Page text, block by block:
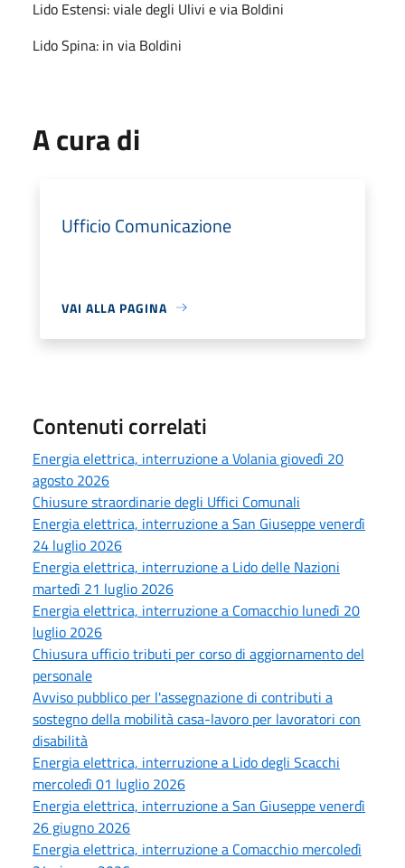
Lido Estensi: viale degli Ulivi e via Boldini
Lido Spina: in via Boldini
A cura di
Ufficio Comunicazione
VAI ALLA PAGINA
Contenuti correlati
Energia elettrica, interruzione a Volania giovedì 20
agosto 2026
Chiusure straordinarie degli Uffici Comunali
Energia elettrica, interruzione a San Giuseppe venerdì
24 luglio 2026
Energia elettrica, interruzione a Lido delle Nazioni
martedì 21 luglio 2026
Energia elettrica, interruzione a Comacchio lunedì 20
luglio 2026
Chiusura ufficio tributi per corso di aggiornamento del
personale
Avviso pubblico per l'assegnazione di contributi a
sostegno della mobilità casa-lavoro per lavoratori con
disabilità
Energia elettrica, interruzione a Lido degli Scacchi
mercoledì 01 luglio 2026
Energia elettrica, interruzione a San Giuseppe venerdì
26 giugno 2026
Energia elettrica, interruzione a Comacchio mercoledì